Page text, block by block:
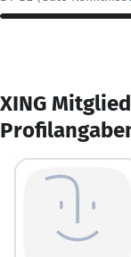
XING